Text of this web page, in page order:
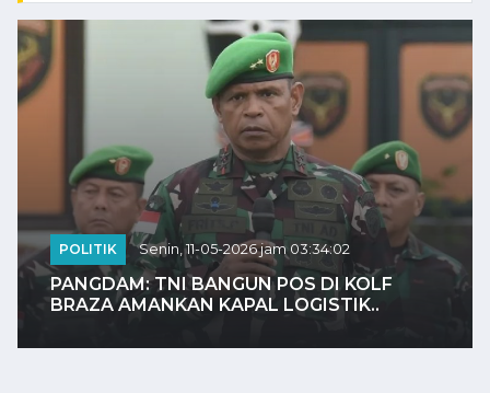
POLITIK Senin, 11-05-2026 jam 03:34:02
PANGDAM: TNI BANGUN POS DI KOLF
BRAZA AMANKAN KAPAL LOGISTIK..